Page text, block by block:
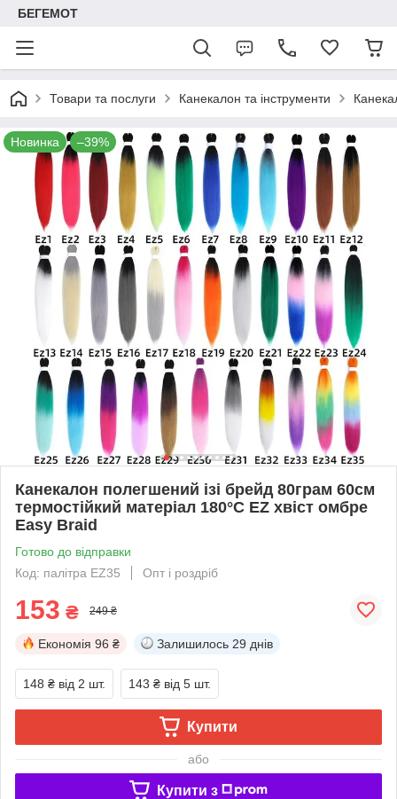
БЕГЕМОТ
Товари та послуги Канекалон та інструменти
Новинка –39%
Канекалон полегшений ізі брейд 80грам 60см
термостійкий матеріал 180°C EZ хвіст омбре
Easy Braid
Готово до відправки
Код: палітра EZ35
Опт і роздріб
153 ₴ 249 ₴
Економія 96 ₴ Залишилось 29 днів
148 ₴ від 2 шт. 143 ₴ від 5 шт.
Купити
або
Купити з